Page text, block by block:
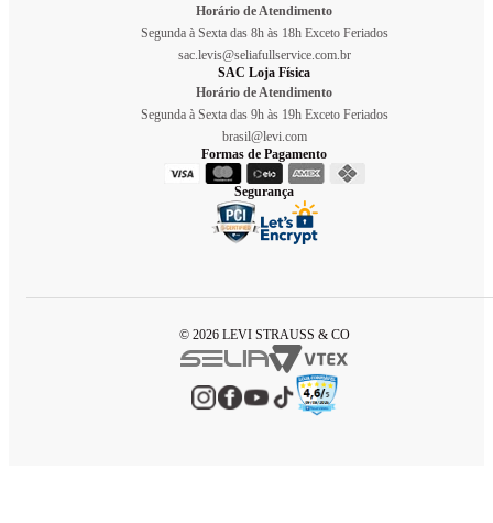
Horário de Atendimento
Segunda à Sexta das 8h às 18h Exceto Feriados
sac.levis@seliafullservice.com.br
SAC Loja Física
Horário de Atendimento
Segunda à Sexta das 9h às 19h Exceto Feriados
brasil@levi.com
Formas de Pagamento
Segurança
© 2026 LEVI STRAUSS & CO